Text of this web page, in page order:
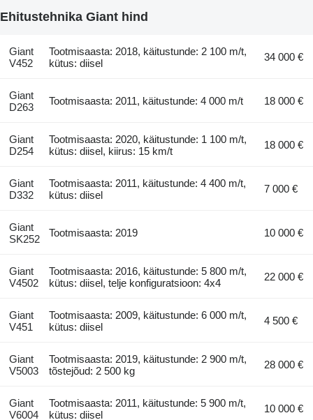
Ehitustehnika Giant hind
Giant
V452
Tootmisaasta: 2018, käitustunde: 2 100 m/t,
kütus: diisel
34 000 €
Giant
D263
Tootmisaasta: 2011, käitustunde: 4 000 m/t 18 000 €
Giant
D254
Tootmisaasta: 2020, käitustunde: 1 100 m/t,
kütus: diisel, kiirus: 15 km/t
18 000 €
Giant
D332
Tootmisaasta: 2011, käitustunde: 4 400 m/t,
kütus: diisel
7 000 €
Giant
SK252
Tootmisaasta: 2019 10 000 €
Giant
V4502
Tootmisaasta: 2016, käitustunde: 5 800 m/t,
kütus: diisel, telje konfiguratsioon: 4x4
22 000 €
Giant
V451
Tootmisaasta: 2009, käitustunde: 6 000 m/t,
kütus: diisel
4 500 €
Giant
V5003
Tootmisaasta: 2019, käitustunde: 2 900 m/t,
tõstejõud: 2 500 kg
28 000 €
Giant
V6004
Tootmisaasta: 2011, käitustunde: 5 900 m/t,
kütus: diisel
10 000 €